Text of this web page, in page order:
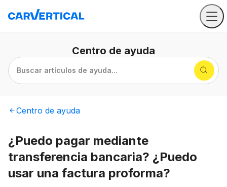
Centro de ayuda
Buscar artículos de ayuda...
Centro de ayuda
¿Puedo pagar mediante
transferencia bancaria? ¿Puedo
usar una factura proforma?